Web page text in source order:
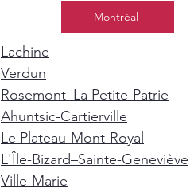
Montréal
Lachine
Verdun
Rosemont–La Petite-Patrie
Ahuntsic-Cartierville
Le Plateau-Mont-Royal
L'Île-Bizard–Sainte-Geneviève
Ville-Marie